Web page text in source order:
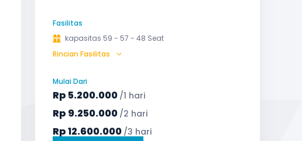
Fasilitas
kapasitas 59 - 57 - 48 Seat
AC (Air Conditioner)
Safety Tools (P3K, Windows Breaker, dll)
Rincian Fasilitas
Mulai Dari
Rp 5.200.000 /1 hari
Rp 9.250.000 /2 hari
Rp12.600.000 /3 hari